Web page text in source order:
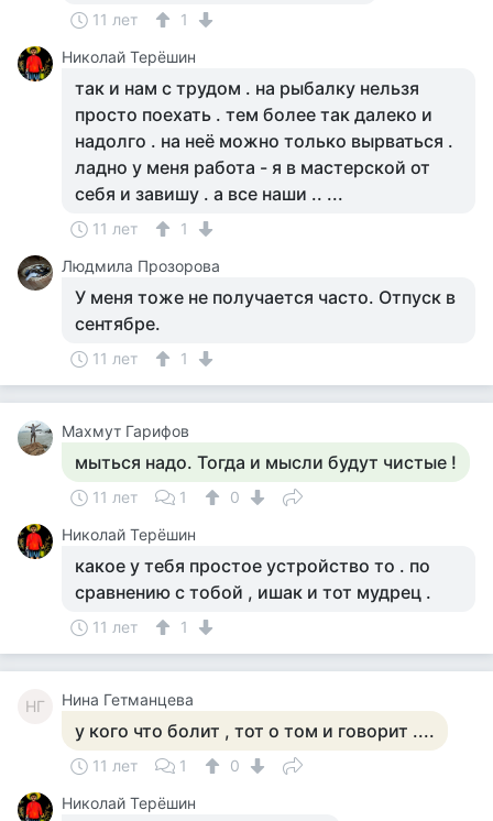
11 лет
1
Николай Терёшин
так и нам с трудом . на рыбалку нельзя
просто поехать . тем более так далеко и
надолго . на неё можно только вырваться .
ладно у меня работа - я в мастерской от
себя и завишу . а все наши .. ...
11 лет
1
Людмила Прозорова
У меня тоже не получается часто. Отпуск в
сентябре.
11 лет 1
Махмут Гарифов
мыться надо. Тогда и мысли будут чистые !
11 лет 1
0
Николай Терёшин
какое у тебя простое устройство то . по
сравнению с тобой , ишак и тот мудрец .
11 лет 1
НГ Нина Гетманцева
у кого что болит , тот о том и говорит ....
11 лет 1
0
Николай Терёшин